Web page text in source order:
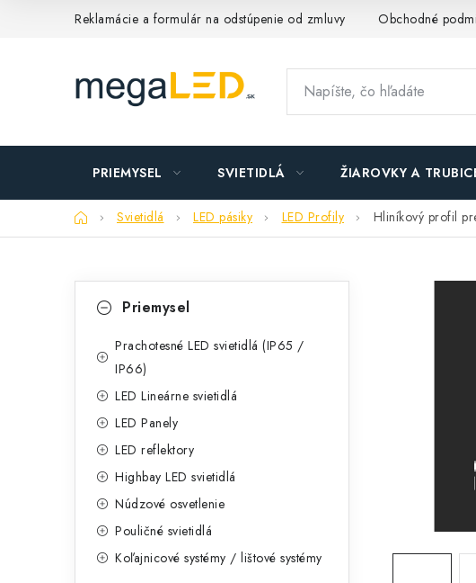
Reklamácie a formulár na odstúpenie od zmluvy Obchodné
PRIEMYSEL SVIETIDLÁ ŽIAROVKY A
DomovSvietidlá LED pásiky LED Profily Hliníkový profil
kategóriePriemysel
Prachotesné LED svietidlá (IP65 /
IP66)
LED Lineárne svietidlá
LED Panely
LED reflektory
Highbay LED svietidlá
Núdzové osvetlenie
Pouličné svietidlá
Koľajnicové systémy / lištové systémy